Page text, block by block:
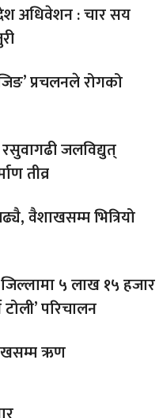
अधिवेशन : चार सय
प्रचलनले रोगको
जलविद्युत्
तीव्र
वैशाखसम्म भित्रियो
५ लाख १५ हजार
टोली’ परिचालन
ऋण